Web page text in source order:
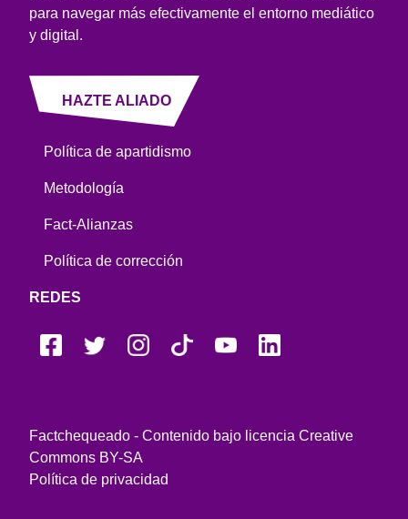
para navegar más efectivamente el entorno mediático
y digital.
HAZTE ALIADO
Política de apartidismo
Metodología
Fact-Alianzas
Política de corrección
REDES
Factchequeado - Contenido bajo licencia Creative
Commons BY-SA
Política de privacidad